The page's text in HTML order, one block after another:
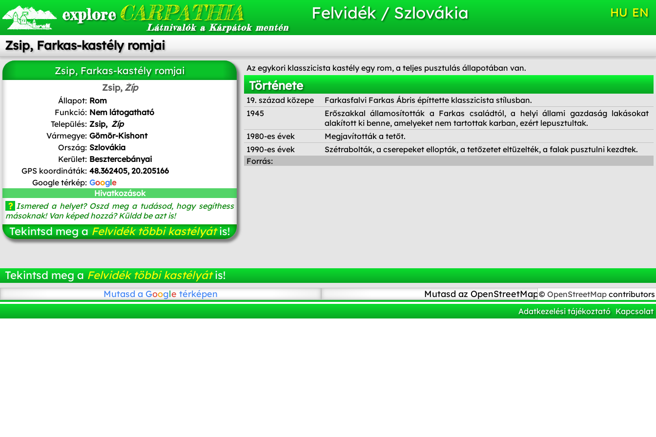
exploreCARPATHIA
Látnivalók a Kárpátok mentén
Felvidék / Szlovákia HU EN
Zsip, Farkas-kastély romjai
Zsip, Farkas-kastély romjai
Zsip, Žíp
Állapot: Rom
Funkció: Nem látogatható
Település: Zsip, Žíp
Vármegye: Gömör-Kishont
Ország: Szlovákia
Kerület: Besztercebányai
GPS koordináták: 48.362405, 20.205166
Google térkép: Google
Hivatkozások
? Ismered a helyet? Oszd meg a tudásod, hogy segíthess
másoknak! Van képed hozzá? Küldd be azt is!
Tekintsd meg a Felvidék többi kastélyát is!
Az egykori klasszicista kastély egy rom, a teljes pusztulás állapotában van.
Története
19. század közepe
Farkasfalvi Farkas Ábris építtette klasszicista stílusban.
1945
Erőszakkal államosították a Farkas családtól, a helyi állami gazdaság lakásokat
alakított ki benne, amelyeket nem tartottak karban, ezért lepusztultak.
1980-es évek
Megjavították a tetőt.
1990-es évek
Szétrabolták, a cserepeket ellopták, a tetőzetet eltüzelték, a falak pusztulni kezdtek.
Forrás:
Tekintsd meg a Felvidék többi kastélyát is!
Mutasd a Google térképen Mutasd az OpenStreetMap-en
© OpenStreetMap contributors
Kapcsolat
Adatkezelési tájékoztató